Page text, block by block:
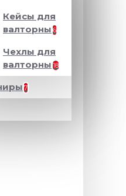
Кейсы для
валторны 6
Чехлы для
валторны 18
7